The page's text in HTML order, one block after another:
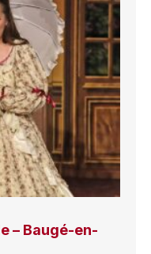
– Baugé-en-